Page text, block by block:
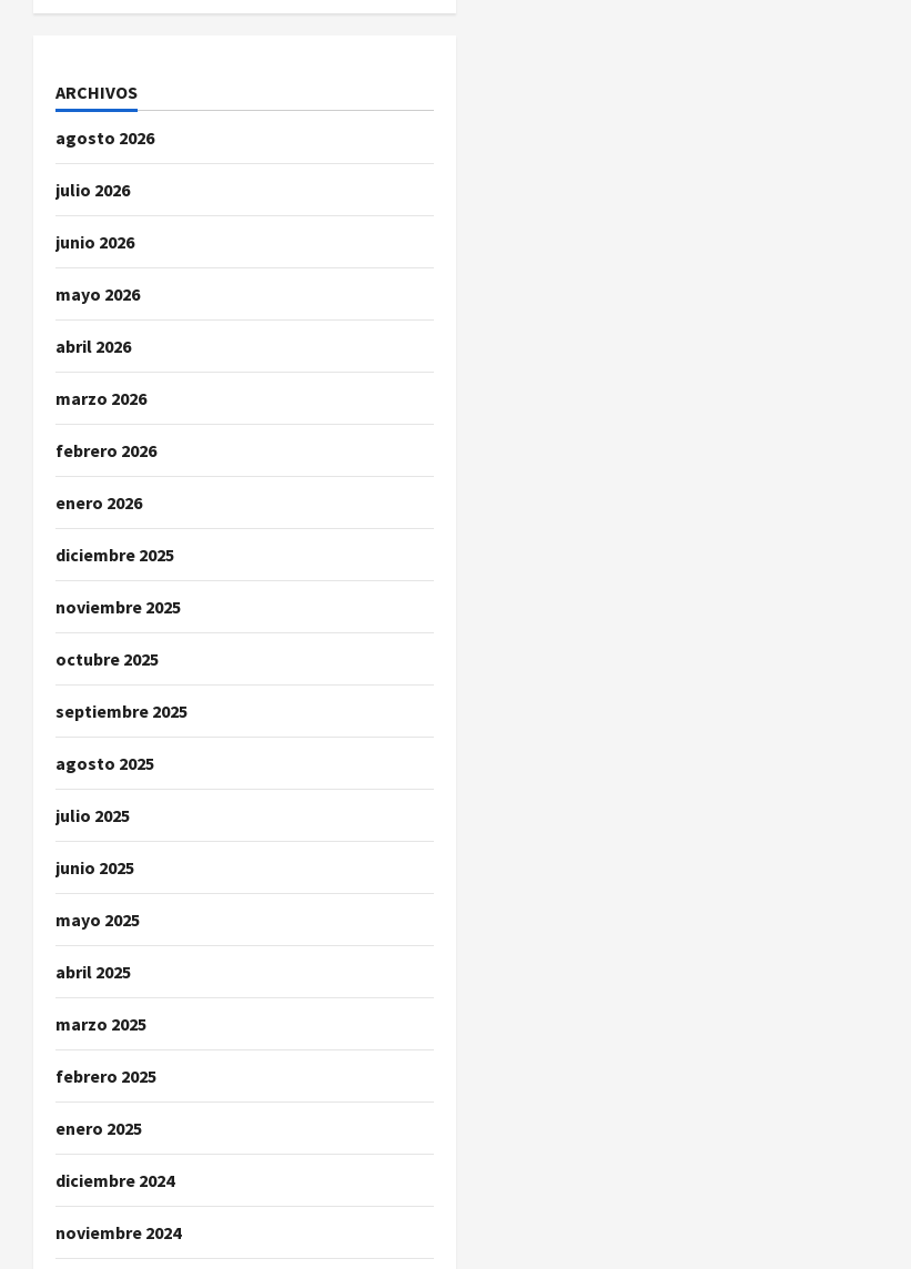
d
e
n
t
r
a
d
a
s
ARCHIVOS
agosto 2026
julio 2026
junio 2026
mayo 2026
abril 2026
marzo 2026
febrero 2026
enero 2026
diciembre 2025
noviembre 2025
octubre 2025
septiembre 2025
agosto 2025
julio 2025
junio 2025
mayo 2025
abril 2025
marzo 2025
febrero 2025
enero 2025
diciembre 2024
noviembre 2024